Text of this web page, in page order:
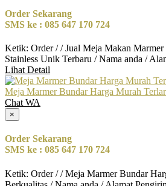
Order Sekarang
SMS ke : 085 647 170 724
Ketik: Order / / Jual Meja Makan Marmer
Stainless Unik Terbaru / Nama anda /
Lihat Detail
Meja Marmer Bundar Harga Murah
Chat WA
×
Order Sekarang
SMS ke : 085 647 170 724
Ketik: Order / / Meja Marmer Bundar